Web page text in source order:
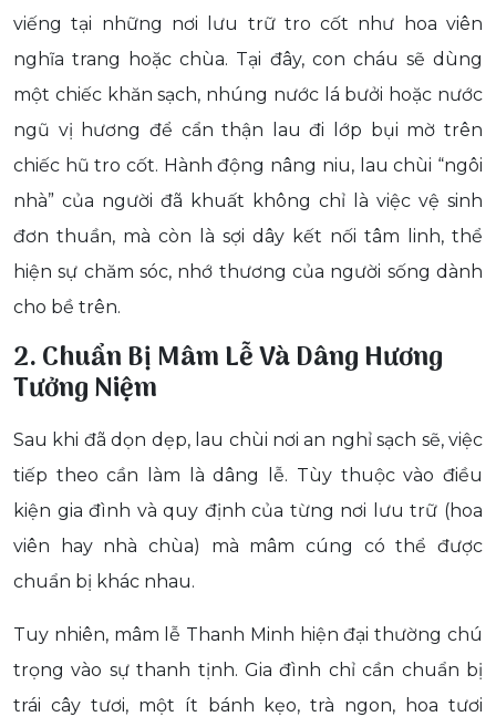
viếng tại những nơi lưu trữ tro cốt như hoa viên
nghĩa trang hoặc chùa. Tại đây, con cháu sẽ dùng
một chiếc khăn sạch, nhúng nước lá bưởi hoặc nước
ngũ vị hương để cẩn thận lau đi lớp bụi mờ trên
chiếc hũ tro cốt. Hành động nâng niu, lau chùi “ngôi
nhà” của người đã khuất không chỉ là việc vệ sinh
đơn thuần, mà còn là sợi dây kết nối tâm linh, thể
hiện sự chăm sóc, nhớ thương của người sống dành
cho bề trên.
2. Chuẩn Bị Mâm Lễ Và Dâng Hương
Tưởng Niệm
Sau khi đã dọn dẹp, lau chùi nơi an nghỉ sạch sẽ, việc
tiếp theo cần làm là dâng lễ. Tùy thuộc vào điều
kiện gia đình và quy định của từng nơi lưu trữ (hoa
viên hay nhà chùa) mà mâm cúng có thể được
chuẩn bị khác nhau.
Tuy nhiên, mâm lễ Thanh Minh hiện đại thường chú
trọng vào sự thanh tịnh. Gia đình chỉ cần chuẩn bị
trái cây tươi, một ít bánh kẹo, trà ngon, hoa tươi